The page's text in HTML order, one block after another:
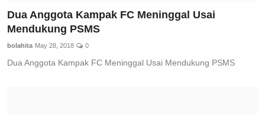
Dua Anggota Kampak FC Meninggal Usai
Mendukung PSMS
bolahita May 28, 2018 0
Dua Anggota Kampak FC Meninggal Usai Mendukung PSMS